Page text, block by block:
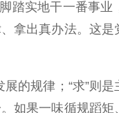
实地干一番事业
拿出真办法。这
规律；“求”则
如果一味循规蹈